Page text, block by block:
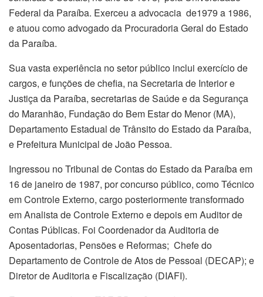
Federal da Paraíba. Exerceu a advocacia de1979 a 1986,
e atuou como advogado da Procuradoria Geral do Estado
da Paraíba.
Sua vasta experiência no setor público inclui exercício de
cargos, e funções de chefia, na Secretaria de Interior e
Justiça da Paraíba, secretarias de Saúde e da Segurança
do Maranhão, Fundação do Bem Estar do Menor (MA),
Departamento Estadual de Trânsito do Estado da Paraíba,
e Prefeitura Municipal de João Pessoa.
Ingressou no Tribunal de Contas do Estado da Paraíba em
16 de janeiro de 1987, por concurso público, como Técnico
em Controle Externo, cargo posteriormente transformado
em Analista de Controle Externo e depois em Auditor de
Contas Públicas. Foi Coordenador da Auditoria de
Aposentadorias, Pensões e Reformas; Chefe do
Departamento de Controle de Atos de Pessoal (DECAP); e
Diretor de Auditoria e Fiscalização (DIAFI).